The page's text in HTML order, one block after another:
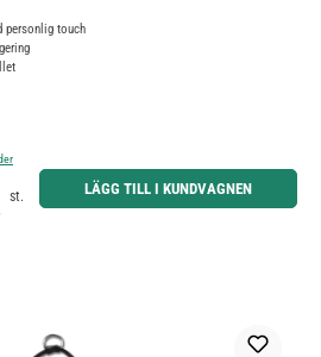
personlig touch
eller använd knapparna för att öka eller minska kvantiteten.
st. LÄGG TILL I KUNDVAGNEN